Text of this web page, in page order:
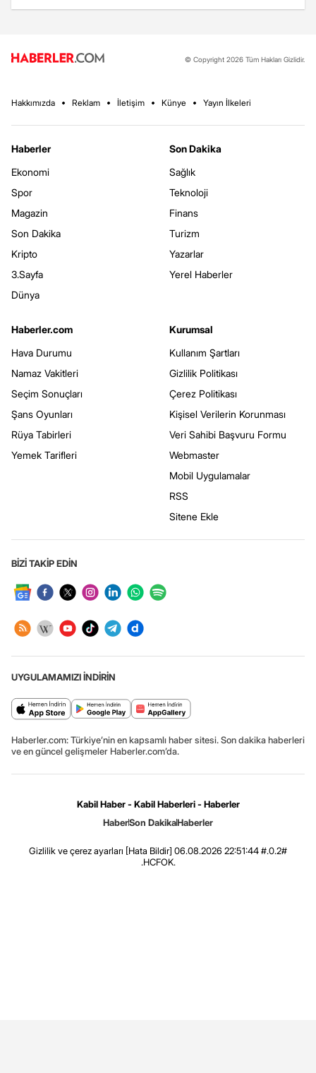
© Copyright 2026 Tüm Hakları Gizlidir.
Hakkımızda Reklam İletişim Künye Yayın İlkeleri
Haberler
Ekonomi
Spor
Magazin
Son Dakika
Kripto
3.Sayfa
Dünya
Son Dakika
Sağlık
Teknoloji
Finans
Turizm
Yazarlar
Yerel Haberler
Haberler.com
Hava Durumu
Namaz Vakitleri
Seçim Sonuçları
Şans Oyunları
Rüya Tabirleri
Yemek Tarifleri
Kurumsal
Kullanım Şartları
Gizlilik Politikası
Çerez Politikası
Kişisel Verilerin Korunması
Veri Sahibi Başvuru Formu
Webmaster
Mobil Uygulamalar
RSS
Sitene Ekle
BİZİ TAKİP EDİN
UYGULAMAMIZI İNDİRİN
Haberler.com: Türkiye’nin en kapsamlı haber sitesi. Son dakika haberleri
ve en güncel gelişmeler Haberler.com’da.
Kabil Haber - Kabil Haberleri - Haberler
HaberSon DakikaHaberler
Gizlilik ve çerez ayarları [Hata Bildir] 06.08.2026 22:51:44 #.0.2#
.HCFOK.